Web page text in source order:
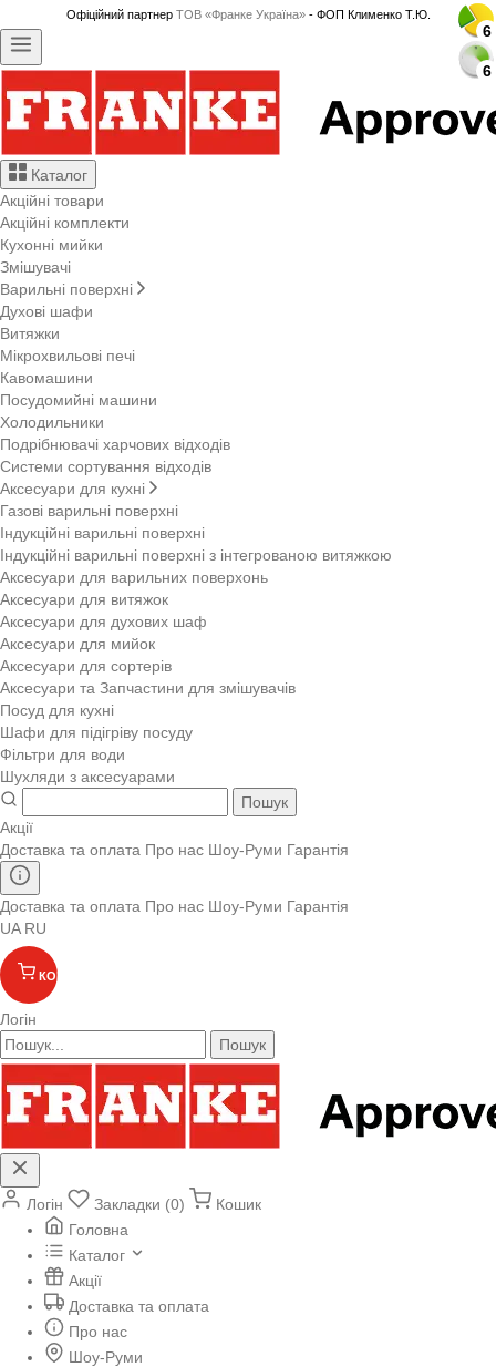
Офіційний партнер ТОВ «Франке Україна»- ФОП Клименко Т.Ю.
Каталог
Акційні товари
Акційні комплекти
Кухонні мийки
Змішувачі
Варильні поверхні
Духові шафи
Витяжки
Мікрохвильові печі
Кавомашини
Посудомийні машини
Холодильники
Подрібнювачі харчових відходів
Системи сортування відходів
Аксесуари для кухні
Газові варильні поверхні
Індукційні варильні поверхні
Індукційні варильні поверхні з інтегрованою витяжкою
Аксесуари для варильних поверхонь
Аксесуари для витяжок
Аксесуари для духових шаф
Аксесуари для мийок
Аксесуари для сортерів
Аксесуари та Запчастини для змішувачів
Посуд для кухні
Шафи для підігріву посуду
Фільтри для води
Шухляди з аксесуарами
Пошук
Акції
Доставка та оплата Про нас Шоу-Руми Гарантія
Доставка та оплата Про нас Шоу-Руми Гарантія
UA RU
КОШИК
Логін
Пошук
Логін Закладки (0)
Кошик
Головна
Каталог
Акції
Доставка та оплата
Про нас
Шоу-Руми
6
6
6
6
6
6
6
6
6
6
6
6
6
6
6
6
6
6
6
6
6
6
6
6
6
6
6
6
6
6